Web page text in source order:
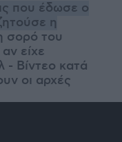
που έδωσε ο
η
σορό του
είχε
- Βίντεο κατά
οι αρχές